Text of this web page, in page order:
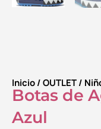
Inicio/OUTLET/
Botas de
Azul